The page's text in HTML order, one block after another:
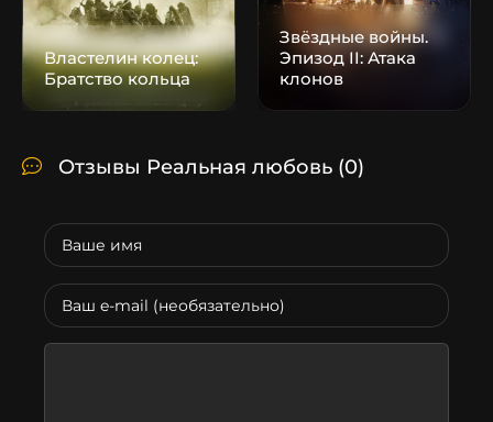
Властелин колец:
Братство кольца
Звёздные войны.
Эпизод II: Атака
клонов
Отзывы Реальная любовь (0)